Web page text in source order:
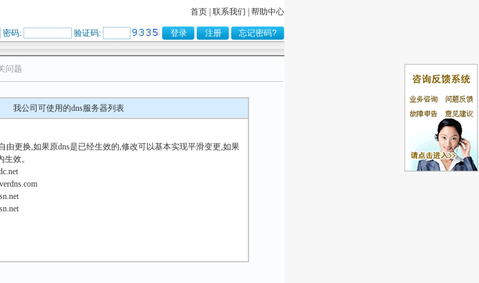
首页 联系我们 帮助中心
密码: 验证码:
问题
我公司可使用的dns服务器列表
由更换,如果原dns是已经生效的,修改可以基本实现平滑变更,如果
效。